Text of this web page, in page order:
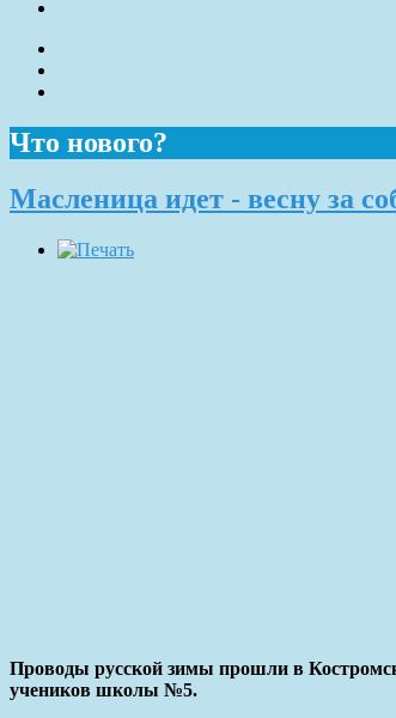
Что нового?
Масленица идет - весну за
Проводы русской зимы прошли в
учеников школы №5.